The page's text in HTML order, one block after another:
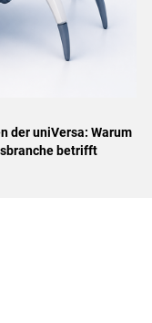
der uniVersa: Warum
betrifft